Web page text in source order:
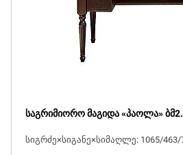
საგრიმიორო მაგიდა «პაოლა»
სიგრძე×სიგანე×სიმაღლე: 1065/463/